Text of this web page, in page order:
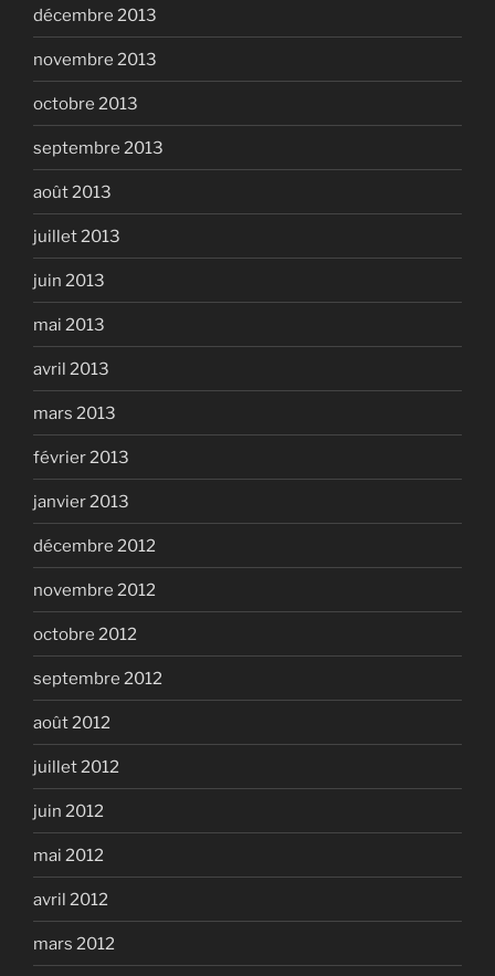
décembre 2013
novembre 2013
octobre 2013
septembre 2013
août 2013
juillet 2013
juin 2013
mai 2013
avril 2013
mars 2013
février 2013
janvier 2013
décembre 2012
novembre 2012
octobre 2012
septembre 2012
août 2012
juillet 2012
juin 2012
mai 2012
avril 2012
mars 2012